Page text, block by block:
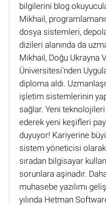
bilgilerini blog
Mikhail,
dosya sistemleri,
dizileri alanında da
Mikhail, Doğu Ukrayna
Üniversitesi'nden
diploma aldı.
işletim sistemlerinin
sağlar. Yeni
ederek yeni keşifleri
duyuyor! Kariyerine
sistem yöneticisi olarak
sıradan bilgisayar
sorunlara aşinadır.
muhasebe yazılımı
yılında Hetman